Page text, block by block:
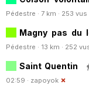
Pédestre · 7 km · 253 vus
Magny pas du
Pédestre · 13 km · 252
Saint Quentin
02:59 · zapoyok